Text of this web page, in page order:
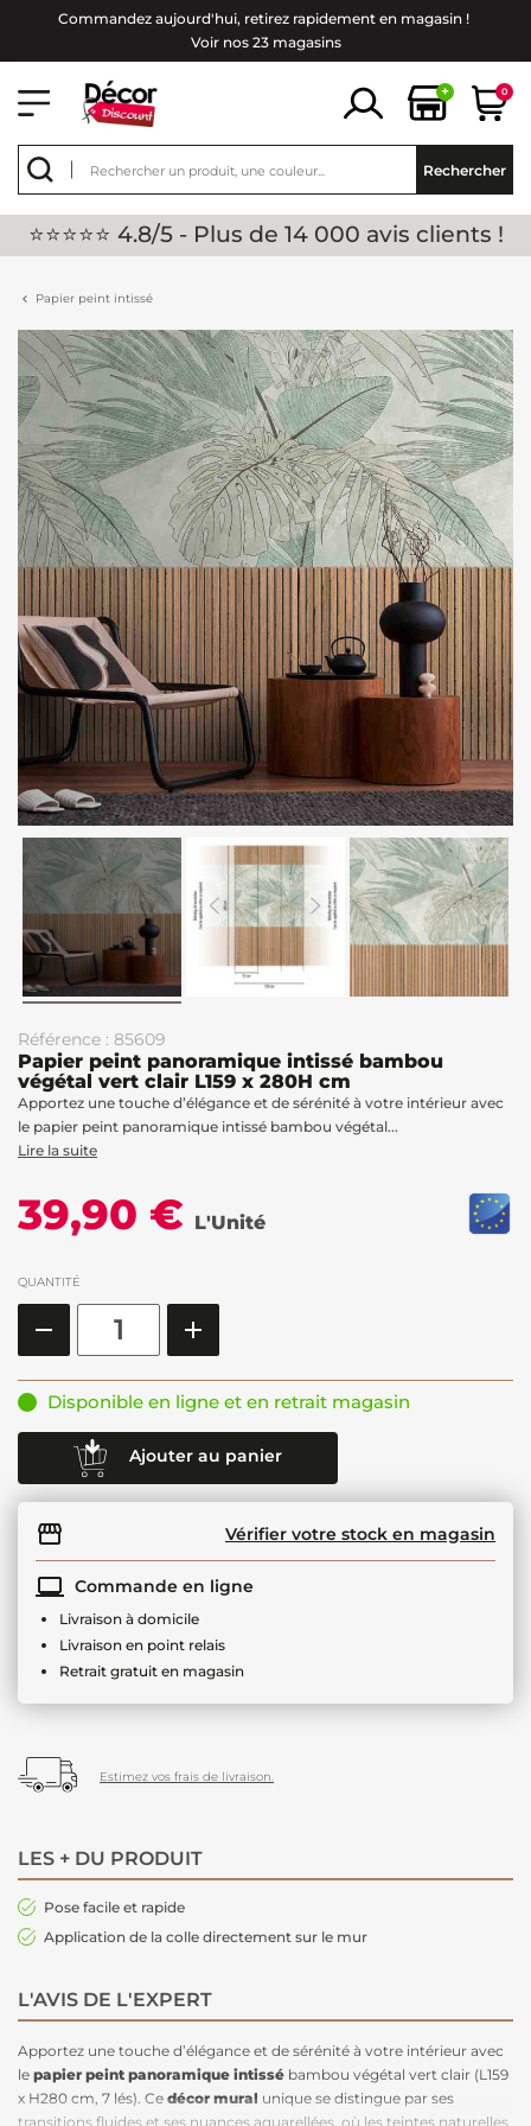
Commandez aujourd'hui, retirez rapidement en magasin !
Voir nos 23 magasins
+ 0
Rechercher
⭐⭐⭐⭐⭐ 4.8/5 - Plus de 14 000 avis clients !
Papier peint intissé
Référence : 85609
Papier peint panoramique intissé bambou
végétal vert clair L159 x 280H cm
Apportez une touche d’élégance et de sérénité à votre intérieur avec
le papier peint panoramique intissé bambou végétal...
Lire la suite
39,90 € L'Unité
QUANTITÉ
Disponible en ligne et en retrait magasin
Ajouter au panier
Vérifier votre stock en magasin
Commande en ligne
Livraison à domicile
Livraison en point relais
Retrait gratuit en magasin
Estimez vos frais de livraison.
LES + DU PRODUIT
Pose facile et rapide
Application de la colle directement sur le mur
L'AVIS DE L'EXPERT
Apportez une touche d’élégance et de sérénité à votre intérieur avec
le papier peint panoramique intissé bambou végétal vert clair (L159
x H280 cm, 7 lés). Ce décor mural unique se distingue par ses
transitions fluides et ses nuances aquarellées, où les teintes naturelles